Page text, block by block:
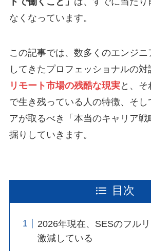
なくなっています。
この記事では、数多くのエンジ
してきたプロフェッショナルの対
リモート市場の残酷な現実と、そ
で生き残っている人の特徴、そし
アが取るべき「本当のキャリア戦
掘りしていきます。
目次
2026年現在、SESのフル
激減している